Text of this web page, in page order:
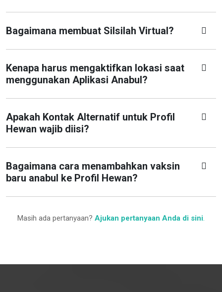
Bagaimana membuat Silsilah Virtual?
Kenapa harus mengaktifkan lokasi saat
menggunakan Aplikasi Anabul?
Apakah Kontak Alternatif untuk Profil
Hewan wajib diisi?
Bagaimana cara menambahkan vaksin
baru anabul ke Profil Hewan?
Masih ada pertanyaan? Ajukan pertanyaan Anda di sini.